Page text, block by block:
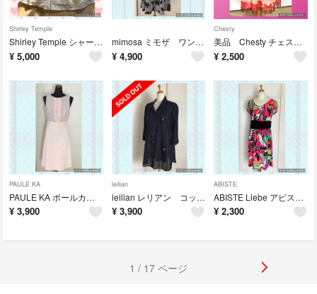
Shirley Temple
Shirley Temple シャーリーテンプル ドレス 綿100％ 白 120
¥ 5,000
mimosa ミモザ ワンピース ビジュー付き モノトーン 11AR
¥ 4,900
Chesty
美品 Chesty チェスティ レース スカート カラフル 1
¥ 2,500
PAULE KA
PAULE KA ポールカ ワンピース 桜色 36
¥ 3,900
leilian
leilian レリアン コットン100％ シャツ ブラウス ネイビー 13＋
¥ 3,900
ABISTE
ABISTE Liebe アビステ リエべ ワンピース 花柄 42
¥ 2,300
1 / 17 ページ